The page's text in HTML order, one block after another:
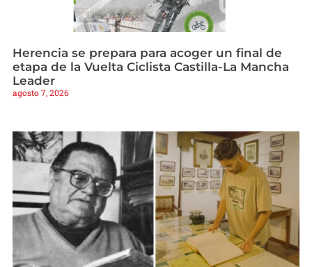
Herencia se prepara para acoger un final de
etapa de la Vuelta Ciclista Castilla-La Mancha
Leader
agosto 7, 2026